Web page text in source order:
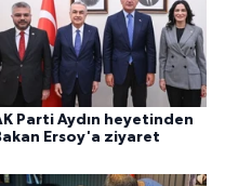
Parti Aydın heyetinden
Ersoy'a ziyaret